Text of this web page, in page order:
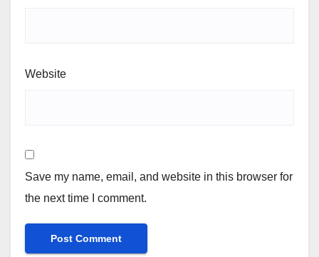
Website
Save my name, email, and website in this browser for
the next time I comment.